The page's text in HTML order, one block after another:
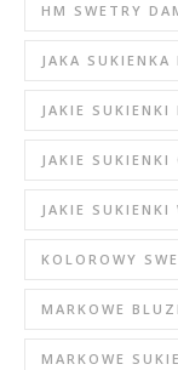
HM SWETRY
JAKA
JAKIE
JAKIE SUKIENKI
JAKIE SUKIENKI
KOLOROWY
MARKOWE
MARKOWE